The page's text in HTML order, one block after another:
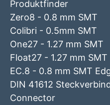
Produktfinder
Zero8 - 0.8 mm SMT
Colibri - 0.5mm SMT
One27 - 1.27 mm SMT
Float27 - 1.27 mm SMT
EC.8 - 0.8 mm SMT
DIN 41612
Connector